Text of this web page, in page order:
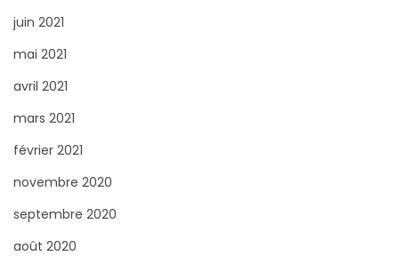
juin 2021
mai 2021
avril 2021
mars 2021
février 2021
novembre 2020
septembre 2020
août 2020